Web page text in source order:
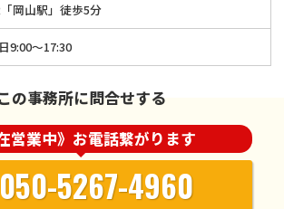
岡山駅」徒歩5分
9:00〜17:30
の事務所に問合せする
営業中》お電話繋がります
050-5267-4960